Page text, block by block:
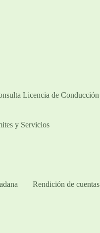
Licencia de Conducción
y Servicios
Rendición de cuentas